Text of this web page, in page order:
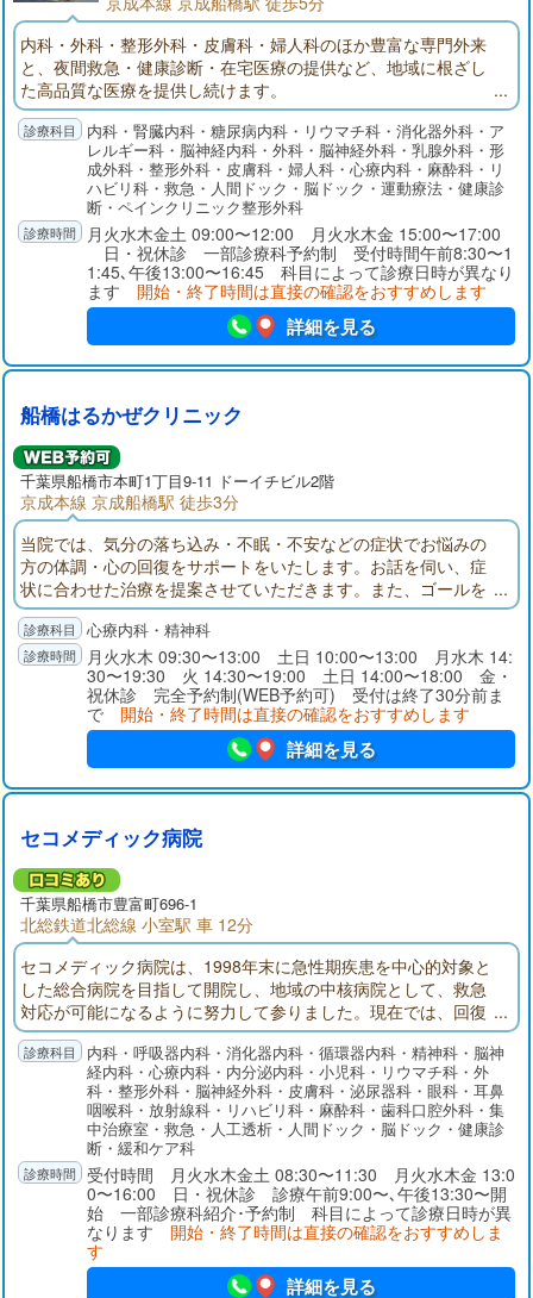
内科・外科・整形外科・皮膚科・婦人科のほか豊富な専門外来
と、夜間救急・健康診断・在宅医療の提供など、地域に根ざし
た高品質な医療を提供し続けます。
内科・腎臓内科・糖尿病内科・リウマチ科・消化器外科・ア
レルギー科・脳神経内科・外科・脳神経外科・乳腺外科・形
成外科・整形外科・皮膚科・婦人科・心療内科・麻酔科・リ
ハビリ科・救急・人間ドック・脳ドック・運動療法・健康診
断・ペインクリニック整形外科
月火水木金土 09:00〜12:00 月火水木金 15:00〜17:00
日・祝休診 一部診療科予約制 受付時間午前8:30〜1
1:45､午後13:00〜16:45 科目によって診療日時が異なり
ます 開始・終了時間は直接の確認をおすすめします
詳細を見る
船橋はるかぜクリニック
千葉県船橋市本町1丁目9-11 ドーイチビル2階
京成本線 京成船橋駅 徒歩3分
当院では、気分の落ち込み・不眠・不安などの症状でお悩みの
方の体調・心の回復をサポートをいたします。お話を伺い、症
状に合わせた治療を提案させていただきます。また、ゴールを
定めた治療を行います。まずは、お気軽にご相談・お問合せく
ださい。 心療内科・精神科
月火水木 09:30〜13:00 土日 10:00〜13:00 月水木 14:
30〜19:30 火 14:30〜19:00 土日 14:00〜18:00 金・
祝休診 完全予約制(WEB予約可) 受付は終了30分前ま
で 開始・終了時間は直接の確認をおすすめします
詳細を見る
セコメディック病院
千葉県船橋市豊富町696-1
北総鉄道北総線 小室駅 車 12分
セコメディック病院は、1998年末に急性期疾患を中心的対象と
した総合病院を目指して開院し、地域の中核病院として、救急
対応が可能になるように努力して参りました。現在では、回復
期リハビリテーション病棟、地域包括ケア病棟を備え、在宅医
療にも注力しております。
内科・呼吸器内科・消化器内科・循環器内科・精神科・脳神
経内科・心療内科・内分泌内科・小児科・リウマチ科・外
科・整形外科・脳神経外科・皮膚科・泌尿器科・眼科・耳鼻
咽喉科・放射線科・リハビリ科・麻酔科・歯科口腔外科・集
中治療室・救急・人工透析・人間ドック・脳ドック・健康診
断・緩和ケア科
受付時間 月火水木金土 08:30〜11:30 月火水木金 13:0
0〜16:00 日・祝休診 診療午前9:00〜､午後13:30〜開
始 一部診療科紹介･予約制 科目によって診療日時が異
なります 開始・終了時間は直接の確認をおすすめしま
す
詳細を見る